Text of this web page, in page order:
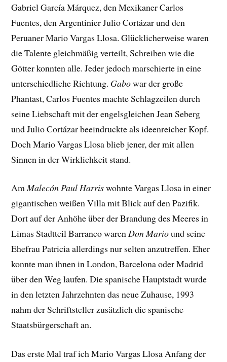
Gabriel García Márquez, den Mexikaner Carlos
Fuentes, den Argentinier Julio Cortázar und den
Peruaner Mario Vargas Llosa. Glücklicherweise waren
die Talente gleichmäßig verteilt, Schreiben wie die
Götter konnten alle. Jeder jedoch marschierte in eine
unterschiedliche Richtung. Gabowar der große
Phantast, Carlos Fuentes machte Schlagzeilen durch
seine Liebschaft mit der engelsgleichen Jean Seberg
und Julio Cortázar beeindruckte als ideenreicher Kopf.
Doch Mario Vargas Llosa blieb jener, der mit allen
Sinnen in der Wirklichkeit stand.
AmMalecón Paul Harriswohnte Vargas Llosa in einer
gigantischen weißen Villa mit Blick auf den Pazifik.
Dort auf der Anhöhe über der Brandung des Meeres in
Limas Stadtteil Barranco warenDon Mariound seine
Ehefrau Patricia allerdings nur selten anzutreffen. Eher
konnte man ihnen in London, Barcelona oder Madrid
über den Weg laufen. Die spanische Hauptstadt wurde
in den letzten Jahrzehnten das neue Zuhause, 1993
nahm der Schriftsteller zusätzlich die spanische
Staatsbürgerschaft an.
Das erste Mal traf ich Mario Vargas Llosa Anfang der